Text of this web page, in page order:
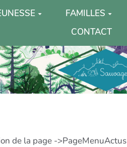
FAMILLES
CONTACT
de la page ->PageMenuActus